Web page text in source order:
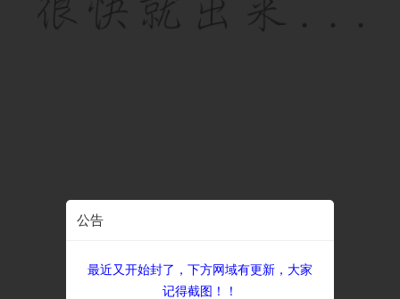
公告
最近又开始封了，下方网域有更新，大家
记得截图！！